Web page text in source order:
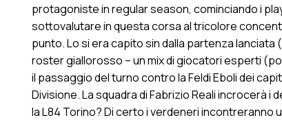
protagoniste in regular season, cominciando i
sottovalutare in questa corsa al tricolore
punto. Lo si era capito sin dalla partenza
roster giallorosso – un mix di giocatori esperti
il passaggio del turno contro la Feldi Eboli dei
Divisione. La squadra di Fabrizio Reali incrocerà i
la L84 Torino? Di certo i verdeneri incontreranno